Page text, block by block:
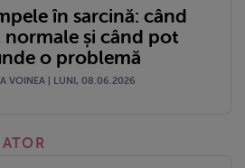
în sarcină: când
normale și când pot
o problemă
VOINEA | LUNI, 08.06.2026